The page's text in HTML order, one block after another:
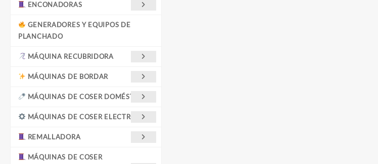
ENCONADORAS
GENERADORES Y EQUIPOS DE
PLANCHADO
MÁQUINA RECUBRIDORA
MÁQUINAS DE BORDAR
MÁQUINAS DE COSER DOMÉSTICAS
MÁQUINAS DE COSER ELECTRÓNICA
REMALLADORA
MÁQUINAS DE COSER